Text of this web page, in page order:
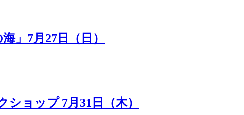
」7月27日（日）
ョップ 7月31日（木）